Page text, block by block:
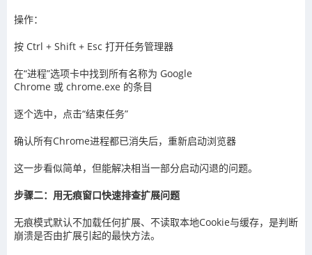
操作：
按 Ctrl + Shift + Esc 打开任务管理器
在“进程”选项卡中找到所有名称为 Google
Chrome 或 chrome.exe 的条目
逐个选中，点击“结束任务”
确认所有Chrome进程都已消失后，重新启动浏览器
这一步看似简单，但能解决相当一部分启动闪退的问题。
步骤二：用无痕窗口快速排查扩展问题
无痕模式默认不加载任何扩展、不读取本地Cookie与缓存，是判断
崩溃是否由扩展引起的最快方法。